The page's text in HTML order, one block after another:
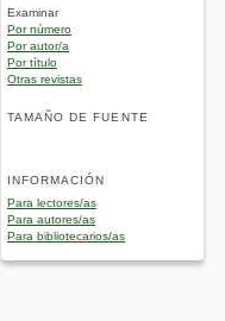
Examinar
Por número
Por autor/a
Por título
Otras revistas
TAMAÑO DE FUENTE
INFORMACIÓN
Para lectores/as
Para autores/as
Para bibliotecarios/as